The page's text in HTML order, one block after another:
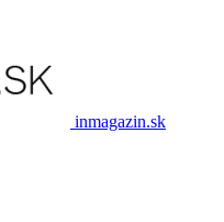
inmagazin.sk